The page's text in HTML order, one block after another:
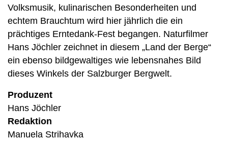
Volksmusik, kulinarischen Besonderheiten und
echtem Brauchtum wird hier jährlich die ein
prächtiges Erntedank-Fest begangen. Naturfilmer
Hans Jöchler zeichnet in diesem „Land der Berge“
ein ebenso bildgewaltiges wie lebensnahes Bild
dieses Winkels der Salzburger Bergwelt.
Produzent
Hans Jöchler
Redaktion
Manuela Strihavka